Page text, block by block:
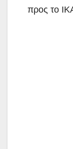
προς το